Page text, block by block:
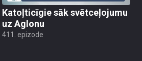
Katoļticīgie sāk svētceļojumu
uz Aglonu
411. epizode